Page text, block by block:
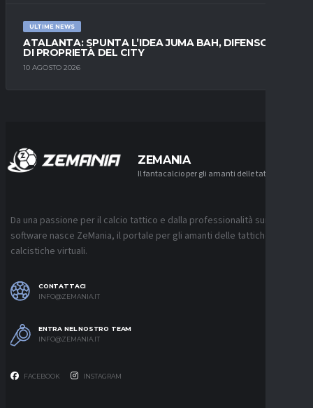
ULTIME NEWS
ATALANTA: SPUNTA L’IDEA JUMA BAH, DIFENSORE
DI PROPRIETÀ DEL CITY
10 AGOSTO 2026
ZEMANIA
Il fantacalcio per gli amanti delle tattiche
Da una passione per il calcio tattico e dalla professionalità sui
software nasce ZeMania, il portale per gli amanti delle tattiche
calcistiche virtuali.
CONTATTACI
INFO@ZEMANIA.IT
ENTRA NEL NOSTRO TEAM
INFO@ZEMANIA.IT
FACEBOOK INSTAGRAM